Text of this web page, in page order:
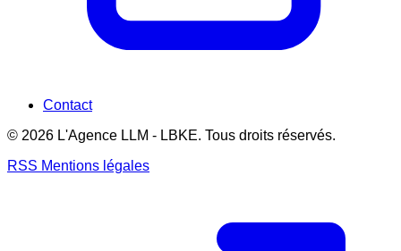
Contact
© 2026 L'Agence LLM - LBKE. Tous droits réservés.
RSS Mentions légales